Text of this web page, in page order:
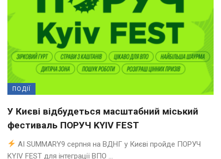
ПОДІЇ
У Києві відбудеться масштабний міський
фестиваль ПОРУЧ KYIV FEST
AI SUMMARY9 серпня на ВДНГ у Києві пройде ПОРУЧ
KYIV FEST для інтеграції ВПО ...